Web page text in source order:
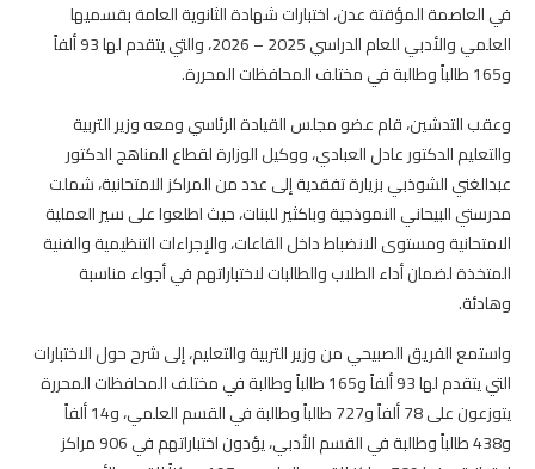
في العاصمة المؤقتة عدن، اختبارات شهادة الثانوية العامة بقسميها
العلمي والأدبي للعام الدراسي 2025 – 2026، والتي يتقدم لها 93 ألفاً
و165 طالباً وطالبة في مختلف المحافظات المحررة.
وعقب التدشين، قام عضو مجلس القيادة الرئاسي ومعه وزير التربية
والتعليم الدكتور عادل العبادي، ووكيل الوزارة لقطاع المناهج الدكتور
عبدالغني الشوذبي بزيارة تفقدية إلى عدد من المراكز الامتحانية، شملت
مدرستي البيحاني النموذجية وباكثير للبنات، حيث اطلعوا على سير العملية
الامتحانية ومستوى الانضباط داخل القاعات، والإجراءات التنظيمية والفنية
المتخذة لضمان أداء الطلاب والطالبات لاختباراتهم في أجواء مناسبة
وهادئة.
واستمع الفريق الصبيحي من وزير التربية والتعليم، إلى شرح حول الاختبارات
التي يتقدم لها 93 ألفاً و165 طالباً وطالبة في مختلف المحافظات المحررة
يتوزعون على 78 ألفاً و727 طالباً وطالبة في القسم العلمي، و14 ألفاً
و438 طالباً وطالبة في القسم الأدبي، يؤدون اختباراتهم في 906 مراكز